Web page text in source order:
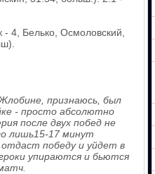
4, Белько, Осмоловский,
признаюсь, был
- просто абсолютно
после двух побед не
лишь15-17 минут
победу и уйдет в
упираются и бьются